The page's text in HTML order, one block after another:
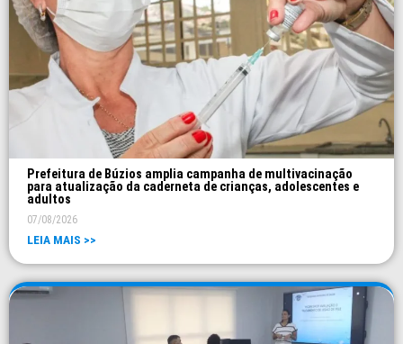
Prefeitura de Búzios amplia campanha de multivacinação
para atualização da caderneta de crianças, adolescentes e
adultos
07/08/2026
LEIA MAIS >>